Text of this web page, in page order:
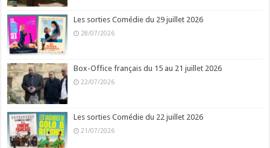
Les sorties Comédie du 29 juillet 2026
28/07/2026
Box-Office français du 15 au 21 juillet 2026
22/07/2026
Les sorties Comédie du 22 juillet 2026
21/07/2026